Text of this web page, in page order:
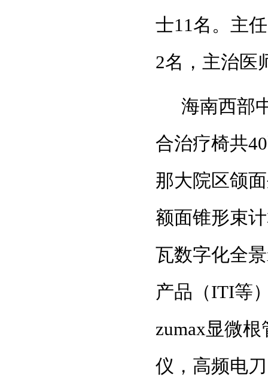
士11名。主
2名，主治医
海南西部
合治疗椅共
那大院区颌
额面锥形束
瓦数字化全
产品（ITI等
zumax显微
仪，高频电